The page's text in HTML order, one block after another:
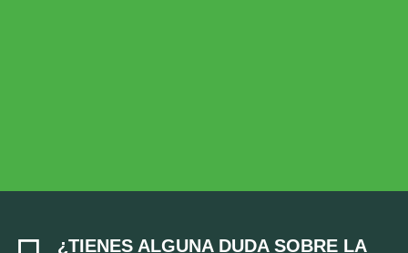
¿TIENES ALGUNA DUDA SOBRE LA